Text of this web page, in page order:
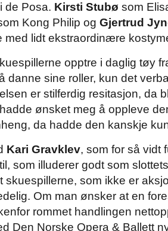
de Posa. Kirsti Stubø som
Kong Philip og Gjertrud
med lidt ekstraordinære
opptre i daglig tøy
danne sine roller, kun det
er stilferdig resitasjon, da
ønsket meg å oppleve
da hadde den kanskje
Kari Gravklev, som for så vidt
som illuderer godt som
skuespillerne, som ikke er
Om man ønsker at en
rommet handlingen
Den Norske Opera & Ballett